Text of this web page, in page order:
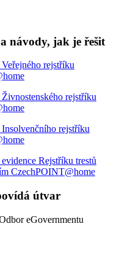
návody, jak je řešit
rejstříku
rejstříku
rejstříku
Rejstříku trestů
CzechPOINT@home
útvar
eGovernmentu